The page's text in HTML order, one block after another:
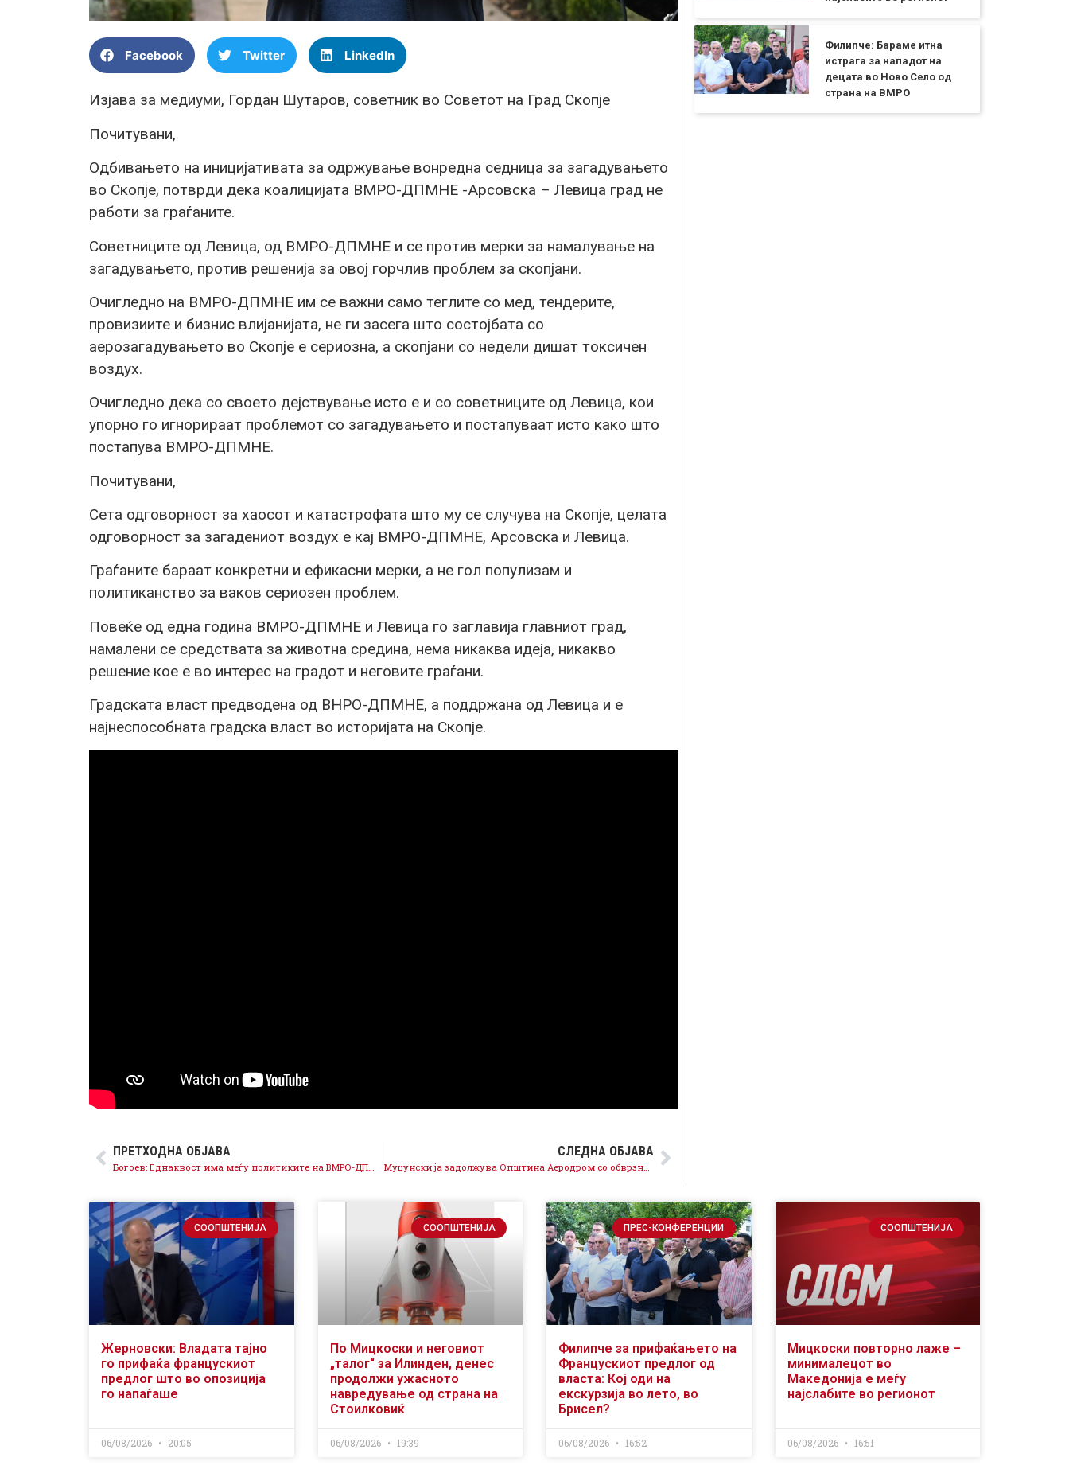
Facebook Twitter LinkedIn
Изјава за медиуми, Гордан Шутаров, советник во Советот на Град Скопје
Почитувани,
Одбивањето на иницијативата за одржување вонредна седница за загадувањето
во Скопје, потврди дека коалицијата ВМРО-ДПМНЕ -Арсовска – Левица град не
работи за граѓаните.
Советниците од Левица, од ВМРО-ДПМНЕ и се против мерки за намалување на
загадувањето, против решенија за овој горчлив проблем за скопјани.
Очигледно на ВМРО-ДПМНЕ им се важни само теглите со мед, тендерите,
провизиите и бизнис влијанијата, не ги засега што состојбата со
аерозагадувањето во Скопје е сериозна, а скопјани со недели дишат токсичен
воздух.
Очигледно дека со своето дејствување исто е и со советниците од Левица, кои
упорно го игнорираат проблемот со загадувањето и постапуваат исто како што
постапува ВМРО-ДПМНЕ.
Почитувани,
Сета одговорност за хаосот и катастрофата што му се случува на Скопје, целата
одговорност за загадениот воздух е кај ВМРО-ДПМНЕ, Арсовска и Левица.
Граѓаните бараат конкретни и ефикасни мерки, а не гол популизам и
политиканство за ваков сериозен проблем.
Повеќе од една година ВМРО-ДПМНЕ и Левица го заглавија главниот град,
намалени се средствата за животна средина, нема никаква идеја, никакво
решение кое е во интерес на градот и неговите граѓани.
Градската власт предводена од ВНРО-ДПМНЕ, а поддржана од Левица и е
најнеспособната градска власт во историјата на Скопје.
ПРЕТХОДНА ОБЈАВА
Богоев: Еднаквост има меѓу политиките на ВМРО-ДПМНЕ и Левица
СЛЕДНА ОБЈАВА
Муцунски ја задолжува Општина Аеродром со обврзница од 5,4 милиони евра со непозната камата
Филипче: Бараме итна
истрага за нападот на
децата во Ново Село од
страна на ВМРО
СООПШТЕНИЈА
Жерновски: Владата тајно
го прифаќа францускиот
предлог што во опозиција
го напаѓаше
06/08/2026 20:05
СООПШТЕНИЈА
По Мицкоски и неговиот
„талог“ за Илинден, денес
продолжи ужасното
навредување од страна на
Стоилковиќ
06/08/2026 19:39
ПРЕС-КОНФЕРЕНЦИИ
Филипче за прифаќањето на
Францускиот предлог од
власта: Кој оди на
екскурзија во лето, во
Брисел?
06/08/2026 16:52
СООПШТЕНИЈА
Мицкоски повторно лаже –
минималецот во
Македонија е меѓу
најслабите во регионот
06/08/2026 16:51